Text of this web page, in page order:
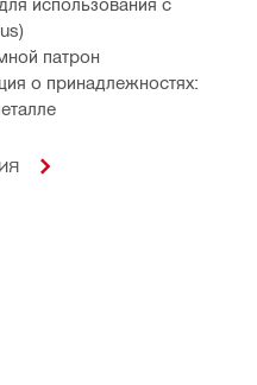
патрон
о принадлежностях: